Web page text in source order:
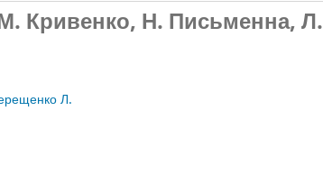
Кривенко, Н. Письменна, Л.
Л.